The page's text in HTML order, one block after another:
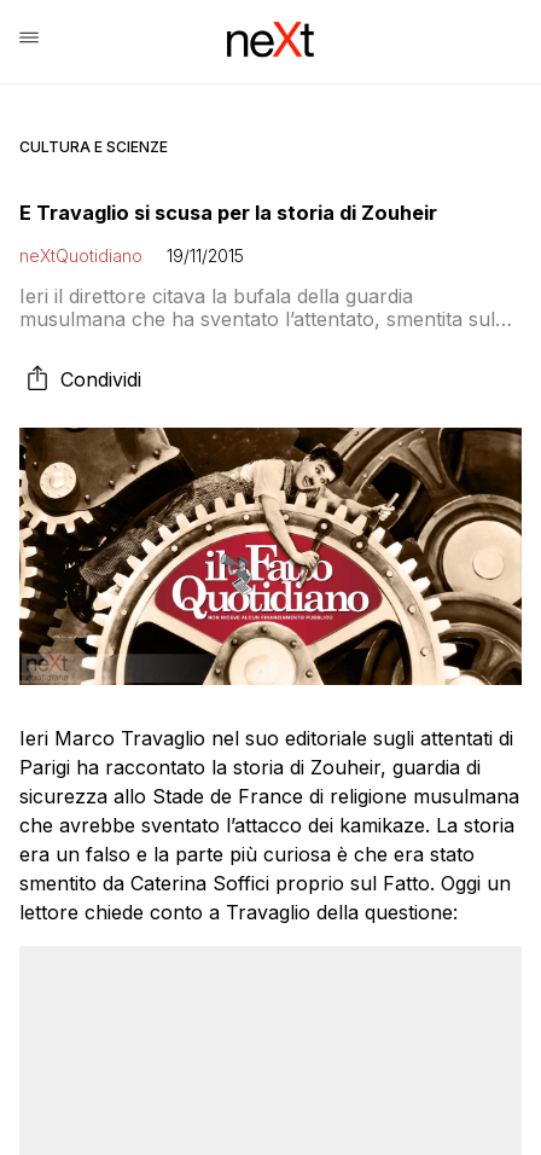
CULTURA E SCIENZE
E Travaglio si scusa per la storia di Zouheir
neXtQuotidiano 19/11/2015
Ieri il direttore citava la bufala della guardia
musulmana che ha sventato l’attentato, smentita sul
Condividi
Ieri Marco Travaglio nel suo editoriale sugli attentati di
Parigi ha raccontato la storia di Zouheir, guardia di
sicurezza allo Stade de France di religione musulmana
che avrebbe sventato l’attacco dei kamikaze. La storia
era un falso e la parte più curiosa è che era stato
smentito da Caterina Soffici proprio sul Fatto. Oggi un
lettore chiede conto a Travaglio della questione: